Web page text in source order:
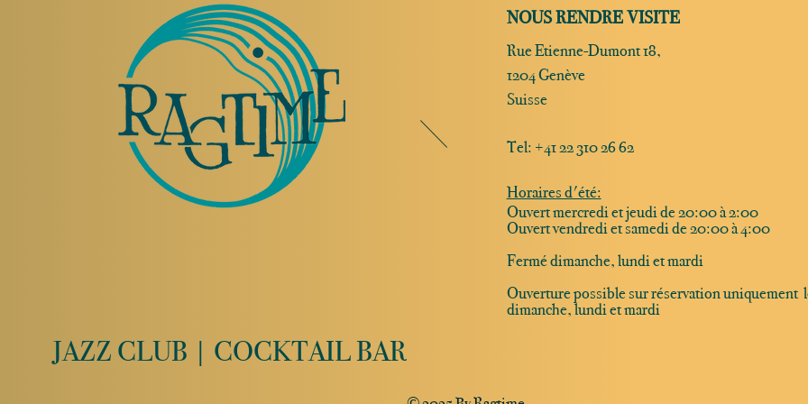
NOUS RENDRE VISITE
Rue Etienne-Dumont 18,
1204 Genève
Suisse
Tel: +41 22 310 26 62
Horaires d'été:
Ouvert mercredi et jeudi de 20:00 à 2:00
Ouvert vendredi et samedi de 20:00 à 4:00
Fermé dimanche, lundi et mardi
Ouverture possible sur réservation uniquement
dimanche, lundi et mardi
JAZZ CLUB | COCKTAIL BAR